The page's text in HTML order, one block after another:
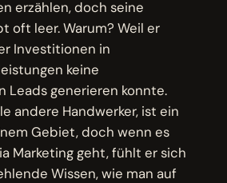
erzählen, doch seine
oft leer. Warum? Weil er
Investitionen in
keine
Leads generieren konnte.
andere Handwerker, ist ein
Gebiet, doch wenn es
Marketing geht, fühlt er sich
Wissen, wie man auf